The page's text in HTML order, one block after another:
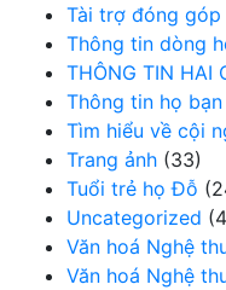
Tài trợ đóng góp
Thông tin dòng
THÔNG TIN HAI
Thông tin họ bạn
Tìm hiểu về cội
Trang ảnh (33)
Tuổi trẻ họ Đỗ
Uncategorized
Văn hoá Nghệ
Văn hoá Nghệ